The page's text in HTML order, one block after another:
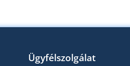
Ügyfélszolgálat